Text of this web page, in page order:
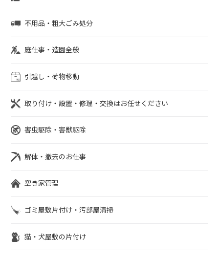
不用品・粗大ごみ処分
庭仕事・造園全般
引越し・荷物移動
取り付け・設置・修理・交換はお任せください
害虫駆除・害獣駆除
解体・撤去のお仕事
空き家管理
ゴミ屋敷片付け・汚部屋清掃
猫・犬屋敷の片付け